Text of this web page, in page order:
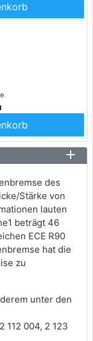
des
Stärke von
lauten
beträgt 46
ECE R90
hat die
zu
unter den
112 004, 2 123